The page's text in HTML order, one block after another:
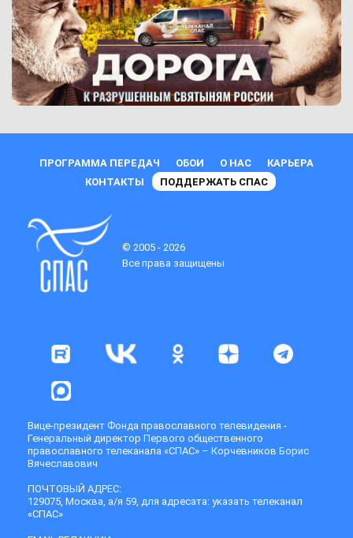
ПРОГРАММА ПЕРЕДАЧ ОБОИ О НАС
КАРЬЕРА
КОНТАКТЫ
ПОДДЕРЖАТЬ СПАС
© 2005 - 2026
Все права защищены
Вице-президент Фонда православного телевидения -
Генеральный директор Первого общественного
православного телеканала «СПАС» – Корчевников Борис
Вячеславович
ПОЧТОВЫЙ АДРЕС:
129075, Москва, а/я 59, для адресата: указать телеканал
«СПАС»